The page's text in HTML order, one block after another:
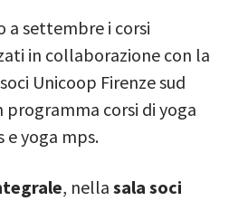
a settembre i corsi
in collaborazione con la
Unicoop Firenze sud
programma corsi di yoga
yoga mps.
, nella sala soci